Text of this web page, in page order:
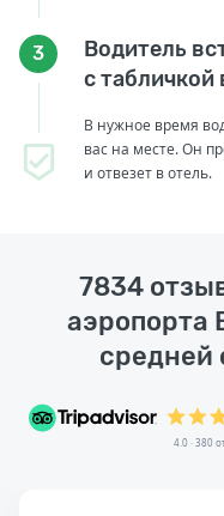
3
Водитель
с табличкой
В нужное время
вас на месте. Он
и отвезет в отель.
7834
аэропорта
средней
4.0 · 380